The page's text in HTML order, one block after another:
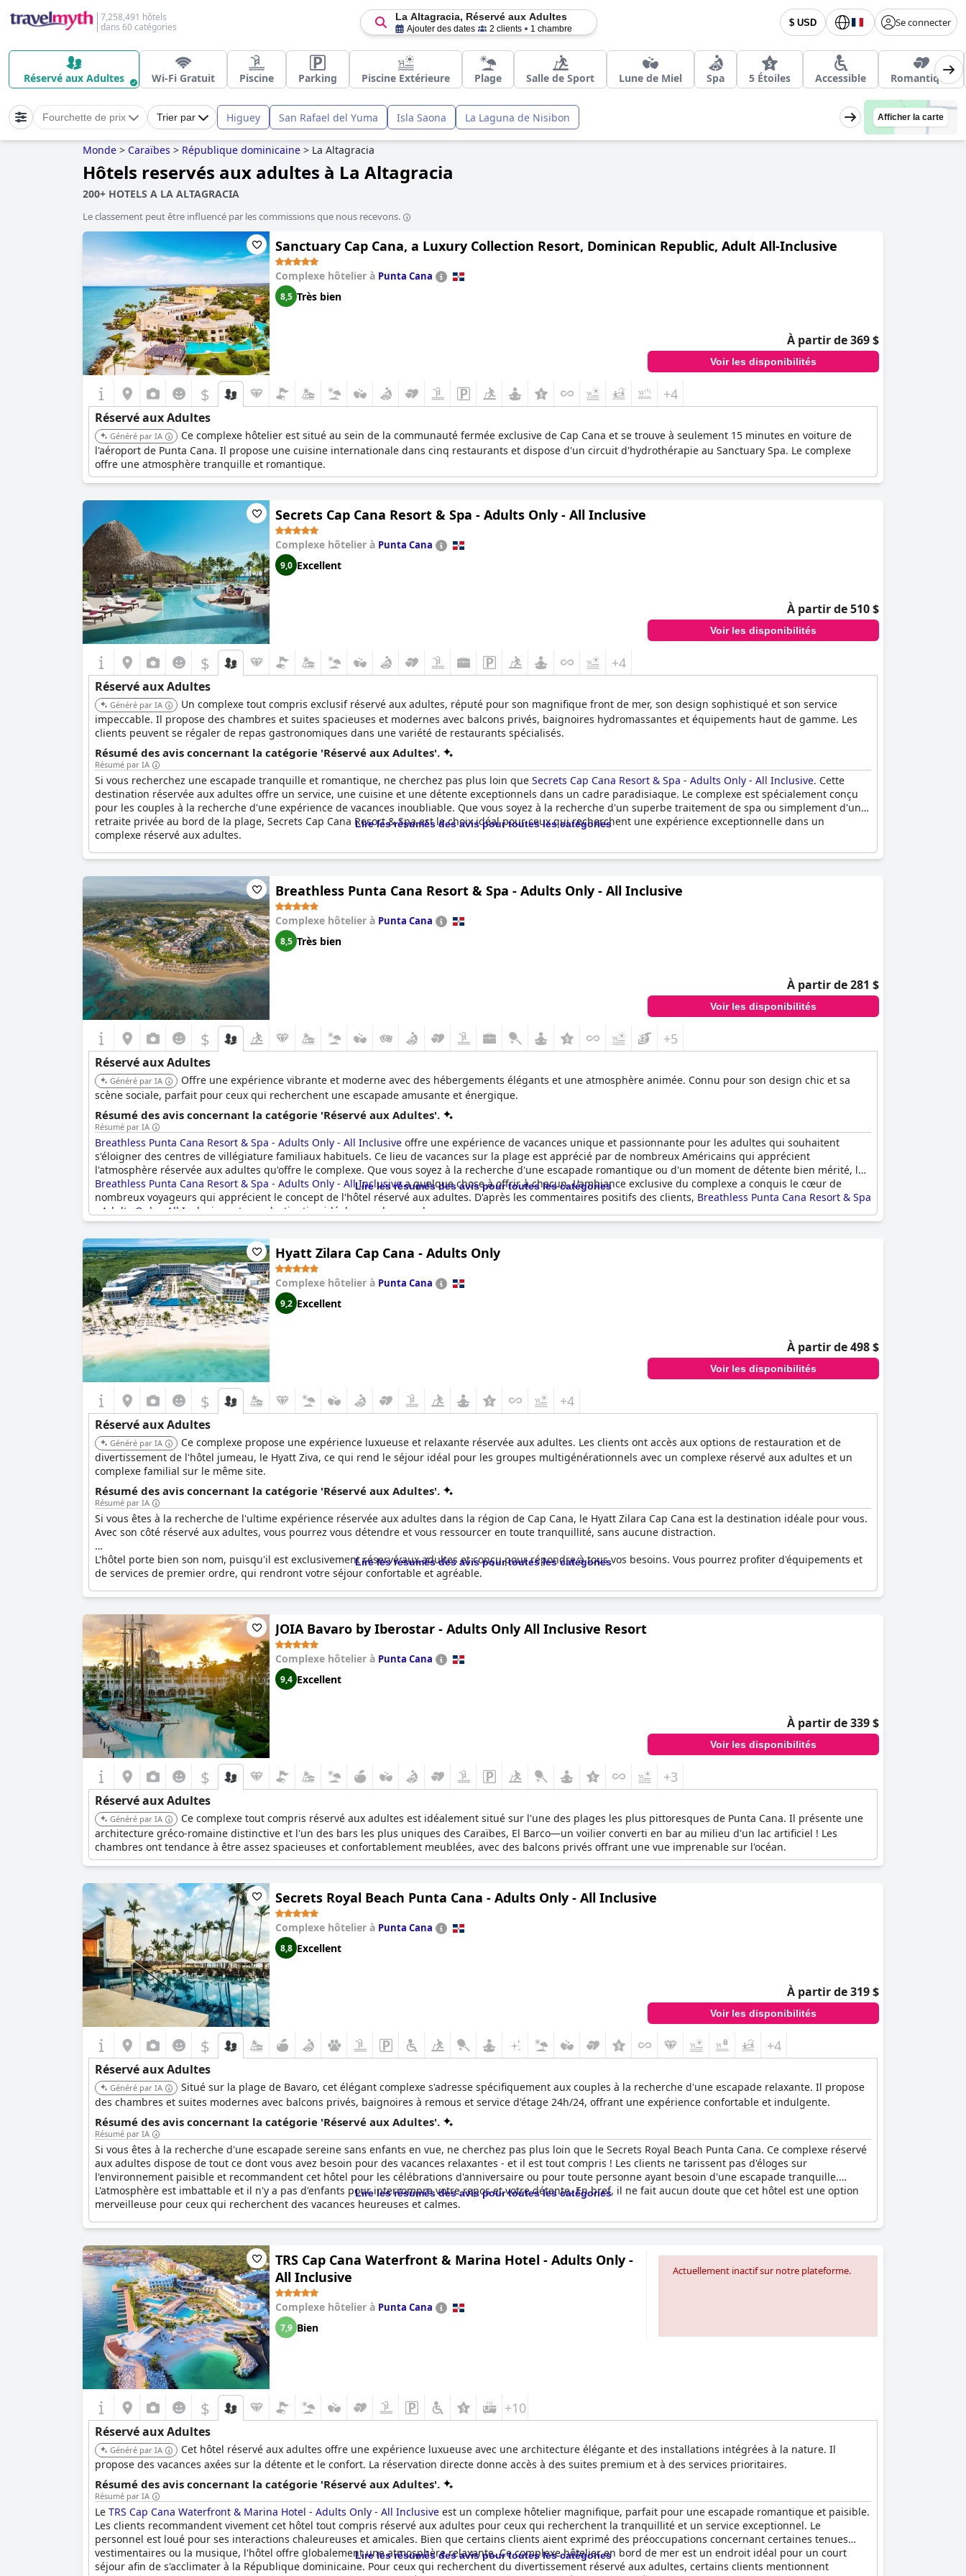
7,258,491 hôtels
dans 60 catégories
$ USD Se connecter
La Altagracia, Réservé aux Adultes
Ajouter des dates 2 clients 1 chambre
Réservé aux Adultes Wi-Fi Gratuit Piscine Parking Piscine Extérieure Plage Salle de Sport Lune de Miel Spa 5 Étoiles Accessible Romantique
Fourchette de prix Trier par Higuey San Rafael del Yuma Isla Saona La Laguna de Nisibon Afficher la carte
Monde > Caraïbes > République dominicaine > La Altagracia
Hôtels reservés aux adultes à La Altagracia
200+ HOTELS A LA ALTAGRACIA
Le classement peut être influencé par les commissions que nous recevons.
Sanctuary Cap Cana, a Luxury Collection Resort, Dominican Republic, Adult All-Inclusive
Complexe hôtelier à Punta Cana
8,5 Très bien
À partir de 369 $
Voir les disponibilités
$ +4
Réservé aux Adultes
Généré par IA
Ce complexe hôtelier est situé au sein de la communauté fermée exclusive de Cap Cana et se trouve à seulement 15 minutes en voiture de
l'aéroport de Punta Cana. Il propose une cuisine internationale dans cinq restaurants et dispose d'un circuit d'hydrothérapie au Sanctuary Spa. Le complexe
offre une atmosphère tranquille et romantique.
Secrets Cap Cana Resort & Spa - Adults Only - All Inclusive
Complexe hôtelier à Punta Cana
9,0 Excellent
À partir de 510 $
Voir les disponibilités
$ +4
Réservé aux Adultes
Généré par IA
Un complexe tout compris exclusif réservé aux adultes, réputé pour son magnifique front de mer, son design sophistiqué et son service
impeccable. Il propose des chambres et suites spacieuses et modernes avec balcons privés, baignoires hydromassantes et équipements haut de gamme. Les
clients peuvent se régaler de repas gastronomiques dans une variété de restaurants spécialisés.
Résumé des avis concernant la catégorie 'Réservé aux Adultes'.
Résumé par IA
Si vous recherchez une escapade tranquille et romantique, ne cherchez pas plus loin que Secrets Cap Cana Resort & Spa - Adults Only - All Inclusive. Cette
destination réservée aux adultes offre un service, une cuisine et une détente exceptionnels dans un cadre paradisiaque. Le complexe est spécialement conçu
pour les couples à la recherche d'une expérience de vacances inoubliable. Que vous soyez à la recherche d'un superbe traitement de spa ou simplement d'une
retraite privée au bord de la plage, Secrets Cap Cana Resort & Spa est le choix idéal pour ceux qui recherchent une expérience exceptionnelle dans un
complexe réservé aux adultes.
Lire les résumés des avis pour toutes les catégories
Breathless Punta Cana Resort & Spa - Adults Only - All Inclusive
Complexe hôtelier à Punta Cana
8,5 Très bien
À partir de 281 $
Voir les disponibilités
$ +5
Réservé aux Adultes
Généré par IA
Offre une expérience vibrante et moderne avec des hébergements élégants et une atmosphère animée. Connu pour son design chic et sa
scène sociale, parfait pour ceux qui recherchent une escapade amusante et énergique.
Résumé des avis concernant la catégorie 'Réservé aux Adultes'.
Résumé par IA
Breathless Punta Cana Resort & Spa - Adults Only - All Inclusive offre une expérience de vacances unique et passionnante pour les adultes qui souhaitent
s'éloigner des centres de villégiature familiaux habituels. Ce lieu de vacances sur la plage est apprécié par de nombreux Américains qui apprécient
l'atmosphère réservée aux adultes qu'offre le complexe. Que vous soyez à la recherche d'une escapade romantique ou d'un moment de détente bien mérité, le
Breathless Punta Cana Resort & Spa - Adults Only - All Inclusivea quelque chose à offrir à chacun. L'ambiance exclusive du complexe a conquis le cœur de
nombreux voyageurs qui apprécient le concept de l'hôtel réservé aux adultes. D'après les commentaires positifs des clients, Breathless Punta Cana Resort & Spa
- Adults Only - All Inclusive
est une destination idéale pour les couples.
Lire les résumés des avis pour toutes les catégories
Hyatt Zilara Cap Cana - Adults Only
Complexe hôtelier à Punta Cana
9,2 Excellent
À partir de 498 $
Voir les disponibilités
$ +4
Réservé aux Adultes
Généré par IA
Ce complexe propose une expérience luxueuse et relaxante réservée aux adultes. Les clients ont accès aux options de restauration et de
divertissement de l'hôtel jumeau, le Hyatt Ziva, ce qui rend le séjour idéal pour les groupes multigénérationnels avec un complexe réservé aux adultes et un
complexe familial sur le même site.
Résumé des avis concernant la catégorie 'Réservé aux Adultes'.
Résumé par IA
Si vous êtes à la recherche de l'ultime expérience réservée aux adultes dans la région de Cap Cana, le Hyatt Zilara Cap Cana est la destination idéale pour vous.
Avec son côté réservé aux adultes, vous pourrez vous détendre et vous ressourcer en toute tranquillité, sans aucune distraction.
L'hôtel porte bien son nom, puisqu'il est exclusivement réservé aux adultes et conçu pour répondre à tous vos besoins. Vous pourrez profiter d'équipements et
de services de premier ordre, qui rendront votre séjour confortable et agréable.
Les commentaires parlent d'eux-mêmes : les clients reviennent sans cesse et déclarent qu'ils "reviendraient absolument ici". Qu'il s'agisse de se détendre dans
la piscine ou d'explorer les environs, le personnel attentif s'occupe de tous les détails. Vous n'aurez pas à craindre d'être dérangé par des enfants, car l'hôtel
applique strictement sa politique d'accueil des adultes.
Le Hyatt Zilara Cap Cana offre un environnement relaxant, idéal pour se détendre, et se trouve à proximité d'attractions et d'activités qui offrent aventure et
excitation. Que vous voyagiez seul ou avec un groupe d'amis, cet hôtel est parfait pour tous ceux qui recherchent des vacances inoubliables réservées aux
adultes. N'hésitez pas à découvrir cet hôtel exceptionnel par vous-même !
Lire les résumés des avis pour toutes les catégories
JOIA Bavaro by Iberostar - Adults Only All Inclusive Resort
Complexe hôtelier à Punta Cana
9,4 Excellent
À partir de 339 $
Voir les disponibilités
$ +3
Réservé aux Adultes
Généré par IA
Ce complexe tout compris réservé aux adultes est idéalement situé sur l'une des plages les plus pittoresques de Punta Cana. Il présente une
architecture gréco-romaine distinctive et l'un des bars les plus uniques des Caraïbes, El Barco—un voilier converti en bar au milieu d'un lac artificiel ! Les
chambres ont tendance à être assez spacieuses et confortablement meublées, avec des balcons privés offrant une vue imprenable sur l'océan.
Secrets Royal Beach Punta Cana - Adults Only - All Inclusive
Complexe hôtelier à Punta Cana
8,8 Excellent
À partir de 319 $
Voir les disponibilités
$ +4
Réservé aux Adultes
Généré par IA
Situé sur la plage de Bavaro, cet élégant complexe s'adresse spécifiquement aux couples à la recherche d'une escapade relaxante. Il propose
des chambres et suites modernes avec balcons privés, baignoires à remous et service d'étage 24h/24, offrant une expérience confortable et indulgente.
Résumé des avis concernant la catégorie 'Réservé aux Adultes'.
Résumé par IA
Si vous êtes à la recherche d'une escapade sereine sans enfants en vue, ne cherchez pas plus loin que le Secrets Royal Beach Punta Cana. Ce complexe réservé
aux adultes dispose de tout ce dont vous avez besoin pour des vacances relaxantes - et il est tout compris ! Les clients ne tarissent pas d'éloges sur
l'environnement paisible et recommandent cet hôtel pour les célébrations d'anniversaire ou pour toute personne ayant besoin d'une escapade tranquille.
L'atmosphère est imbattable et il n'y a pas d'enfants pour interrompre votre repos et votre détente. En bref, il ne fait aucun doute que cet hôtel est une option
merveilleuse pour ceux qui recherchent des vacances heureuses et calmes.
Lire les résumés des avis pour toutes les catégories
TRS Cap Cana Waterfront & Marina Hotel - Adults Only -
All Inclusive
Complexe hôtelier à Punta Cana
7,9 Bien
Actuellement inactif sur notre plateforme.
$ +10
Réservé aux Adultes
Généré par IA
Cet hôtel réservé aux adultes offre une expérience luxueuse avec une architecture élégante et des installations intégrées à la nature. Il
propose des vacances axées sur la détente et le confort. La réservation directe donne accès à des suites premium et à des services prioritaires.
Résumé des avis concernant la catégorie 'Réservé aux Adultes'.
Résumé par IA
Le TRS Cap Cana Waterfront & Marina Hotel - Adults Only - All Inclusive est un complexe hôtelier magnifique, parfait pour une escapade romantique et paisible.
Les clients recommandent vivement cet hôtel tout compris réservé aux adultes pour ceux qui recherchent la tranquillité et un service exceptionnel. Le
personnel est loué pour ses interactions chaleureuses et amicales. Bien que certains clients aient exprimé des préoccupations concernant certaines tenues
vestimentaires ou la musique, l'hôtel offre globalement une atmosphère relaxante. Ce complexe hôtelier en bord de mer est un endroit idéal pour un court
séjour afin de s'acclimater à la République dominicaine. Pour ceux qui recherchent du divertissement réservé aux adultes, certains clients mentionnent
Lire les résumés des avis pour toutes les catégories